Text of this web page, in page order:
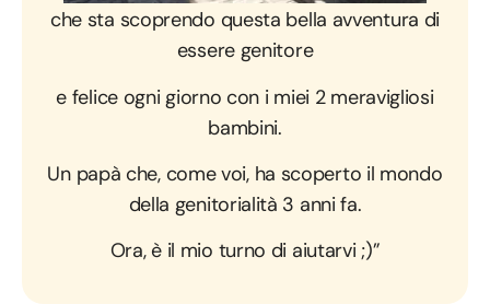
che sta scoprendo questa bella avventura di
essere genitore
e felice ogni giorno con i miei 2 meravigliosi
bambini.
Un papà che, come voi, ha scoperto il mondo
della genitorialità 3 anni fa.
Ora, è il mio turno di aiutarvi ;)”